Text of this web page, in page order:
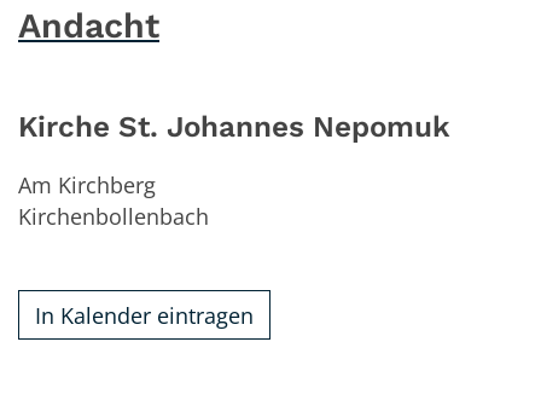
Andacht
Kirche St. Johannes Nepomuk
Am Kirchberg
Kirchenbollenbach
In Kalender eintragen